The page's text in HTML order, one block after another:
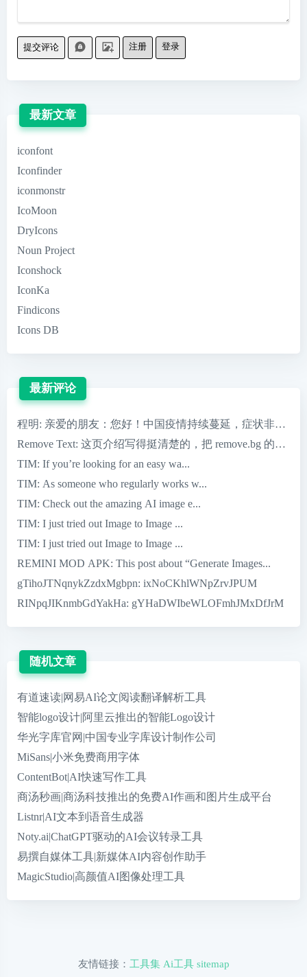
提交评论 注册 登录
最新文章
iconfont
Iconfinder
iconmonstr
IcoMoon
DryIcons
Noun Project
Iconshock
IconKa
Findicons
Icons DB
最新评论
程明: 亲爱的朋友：您好！中国疫情持续蔓延，症状非常严
Remove Text: 这页介绍写得挺清楚的，把 remove.bg 的核心
TIM: If you’re looking for an easy wa...
TIM: As someone who regularly works w...
TIM: Check out the amazing AI image e...
TIM: I just tried out Image to Image ...
TIM: I just tried out Image to Image ...
REMINI MOD APK: This post about “Generate Images...
gTihoJTNqnykZzdxMgbpn: ixNoCKhlWNpZrvJPUM
RINpqJIKnmbGdYakHa: gYHaDWIbeWLOFmhJMxDfJrM
随机文章
有道速读|网易AI论文阅读翻译解析工具
智能logo设计|阿里云推出的智能Logo设计
华光字库官网|中国专业字库设计制作公司
MiSans|小米免费商用字体
ContentBot|AI快速写作工具
商汤秒画|商汤科技推出的免费AI作画和图片生成平台
Listnr|AI文本到语音生成器
Noty.ai|ChatGPT驱动的AI会议转录工具
易撰自媒体工具|新媒体AI内容创作助手
MagicStudio|高颜值AI图像处理工具
友情链接： 工具集 Ai工具 sitemap